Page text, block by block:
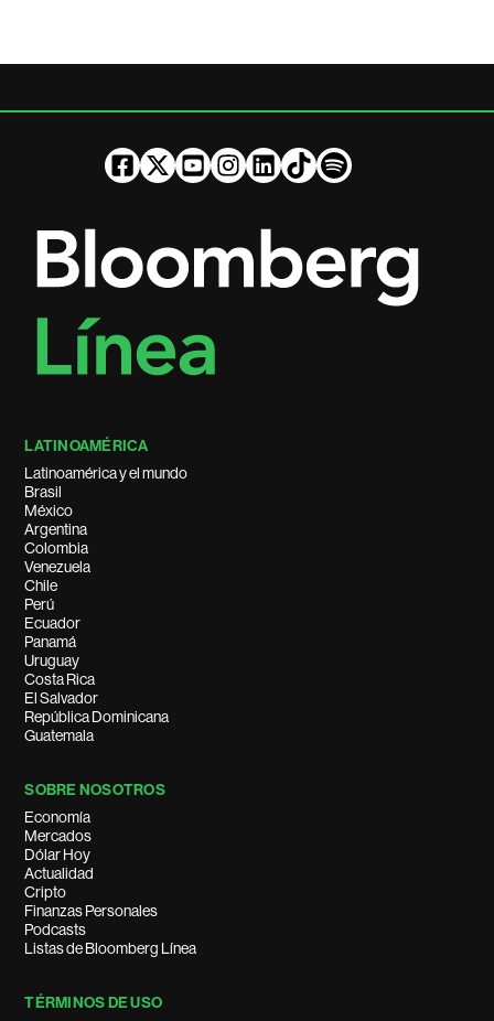
LATINOAMÉRICA
Latinoamérica y el mundo
Brasil
México
Argentina
Colombia
Venezuela
Chile
Perú
Ecuador
Panamá
Uruguay
Costa Rica
El Salvador
República Dominicana
Guatemala
SOBRE NOSOTROS
Economía
Mercados
Dólar Hoy
Actualidad
Cripto
Finanzas Personales
Podcasts
Listas de Bloomberg Línea
TÉRMINOS DE USO